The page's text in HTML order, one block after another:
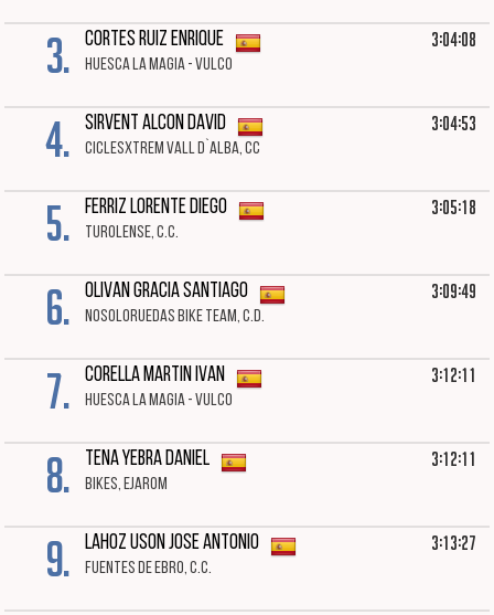
3. CORTES RUIZ ENRIQUE
HUESCA LA MAGIA - VULCO
3:04:08
4. SIRVENT ALCON DAVID
CICLESXTREM VALL D`ALBA, CC
3:04:53
5. FERRIZ LORENTE DIEGO
TUROLENSE, C.C.
3:05:18
6. OLIVAN GRACIA SANTIAGO
NOSOLORUEDAS BIKE TEAM, C.D.
3:09:49
7. CORELLA MARTIN IVAN
HUESCA LA MAGIA - VULCO
3:12:11
8. TENA YEBRA DANIEL
BIKES, EJAROM
3:12:11
9. LAHOZ USON JOSE ANTONIO
FUENTES DE EBRO, C.C.
3:13:27